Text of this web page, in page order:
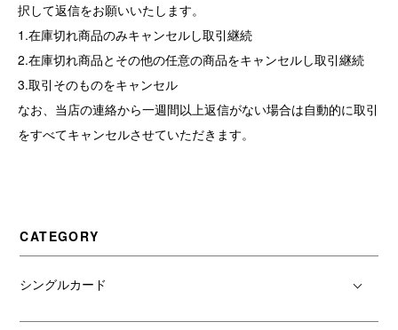
択して返信をお願いいたします。
1.在庫切れ商品のみキャンセルし取引継続
2.在庫切れ商品とその他の任意の商品をキャンセルし取引継続
3.取引そのものをキャンセル
なお、当店の連絡から一週間以上返信がない場合は自動的に取引
をすべてキャンセルさせていただきます。
CATEGORY
シングルカード